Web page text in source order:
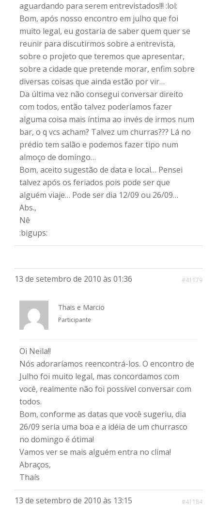
aguardando para serem entrevistados!!! :lol:
Bom, após nosso encontro em julho que foi
muito legal, eu gostaria de saber quem quer se
reunir para discutirmos sobre a entrevista,
sobre o projeto que teremos que apresentar,
sobre a cidade que pretende morar, enfim sobre
diversas coisas que ainda estão por vir…
Da última vez não consegui conversar direito
com todos, então talvez poderíamos fazer
alguma coisa mais íntima ao invés de irmos num
bar, o q vcs acham? Talvez um churras??? Lá no
prédio tem salão e podemos fazer tipo num
almoço de domingo…
Bom, aceito sugestão de data e local… Pensei
talvez após os feriados pois pode ser que
alguém viaje… Pode ser dia 12/09 ou 26/09…
Abs.,
Nê
:bigups:
13 de setembro de 2010 às 01:36 #41179
Thais e Marcio
Participante
Oi Neila!!
Nós adoraríamos reencontrá-los. O encontro de
Julho foi muito legal, mas concordamos com
você, realmente não foi possível conversar com
todos.
Bom, conforme as datas que você sugeriu, dia
26/09 seria uma boa e a idéia de um churrasco
no domingo é ótima!
Vamos ver se mais alguém entra no clima!
Abraços,
Thaís
13 de setembro de 2010 às 13:15 #41184